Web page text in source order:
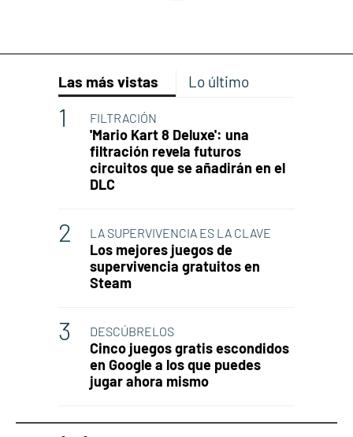
Las más vistas Lo último
FILTRACIÓN
'Mario Kart 8 Deluxe': una
filtración revela futuros
circuitos que se añadirán en el
DLC
LA SUPERVIVENCIA ES LA CLAVE
Los mejores juegos de
supervivencia gratuitos en
Steam
DESCÚBRELOS
Cinco juegos gratis escondidos
en Google a los que puedes
jugar ahora mismo